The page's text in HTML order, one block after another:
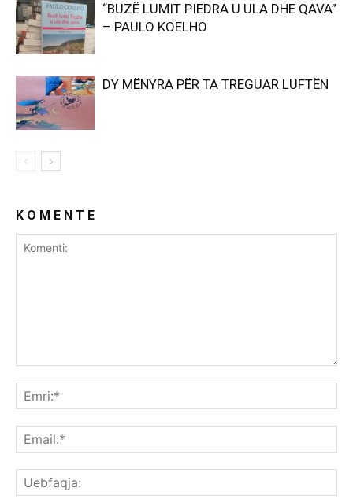
“BUZË LUMIT PIEDRA U ULA DHE QAVA”
– PAULO KOELHO
DY MËNYRA PËR TA TREGUAR LUFTËN
K O M E N T E